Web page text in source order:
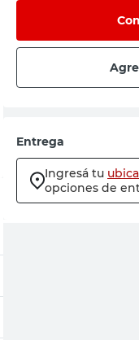
Entrega
Ingresá tu
opciones de